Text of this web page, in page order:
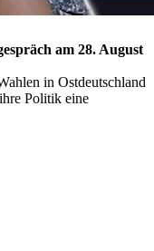
am 28. August
in Ostdeutschland
Politik eine